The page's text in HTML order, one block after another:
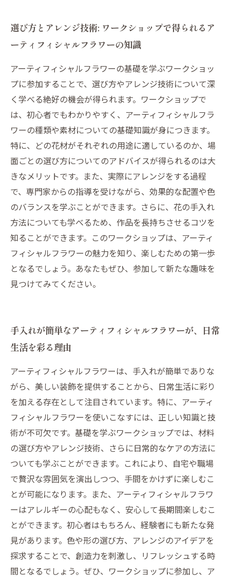
選び方とアレンジ技術: ワークショップで得られるア
ーティフィシャルフラワーの知識
アーティフィシャルフラワーの基礎を学ぶワークショッ
プに参加することで、選び方やアレンジ技術について深
く学べる絶好の機会が得られます。ワークショップで
は、初心者でもわかりやすく、アーティフィシャルフラ
ワーの種類や素材についての基礎知識が身につきます。
特に、どの花材がそれぞれの用途に適しているのか、場
面ごとの選び方についてのアドバイスが得られるのは大
きなメリットです。また、実際にアレンジをする過程
で、専門家からの指導を受けながら、効果的な配置や色
のバランスを学ぶことができます。さらに、花の手入れ
方法についても学べるため、作品を長持ちさせるコツを
知ることができます。このワークショップは、アーティ
フィシャルフラワーの魅力を知り、楽しむための第一歩
となるでしょう。あなたもぜひ、参加して新たな趣味を
見つけてみてください。
手入れが簡単なアーティフィシャルフラワーが、日常
生活を彩る理由
アーティフィシャルフラワーは、手入れが簡単でありな
がら、美しい装飾を提供することから、日常生活に彩り
を加える存在として注目されています。特に、アーティ
フィシャルフラワーを使いこなすには、正しい知識と技
術が不可欠です。基礎を学ぶワークショップでは、材料
の選び方やアレンジ技術、さらに日常的なケアの方法に
ついても学ぶことができます。これにより、自宅や職場
で贅沢な雰囲気を演出しつつ、手間をかけずに楽しむこ
とが可能になります。また、アーティフィシャルフラワ
ーはアレルギーの心配もなく、安心して長期間楽しむこ
とができます。初心者はもちろん、経験者にも新たな発
見があります。色や形の選び方、アレンジのアイデアを
探求することで、創造力を刺激し、リフレッシュする時
間となるでしょう。ぜひ、ワークショップに参加し、ア